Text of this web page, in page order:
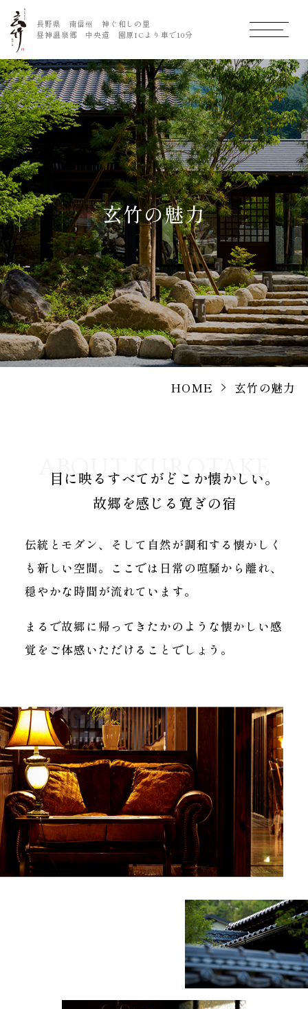
長野県 南信州 神ぐ和しの里
昼神温泉郷 中央道 園原ICより車で10分
MENU
玄竹の魅力
HOME 玄竹の魅力
ABOUT KUROTAKE
目に映るすべてがどこか懐かしい。
故郷を感じる寛ぎの宿
伝統とモダン、そして自然が調和する懐かしく
も新しい空間。
ここでは日常の喧騒から離れ、
穏やかな時間が流れています。
まるで故郷に帰ってきたかのような懐かしい感
覚をご体感いただけることでしょう。